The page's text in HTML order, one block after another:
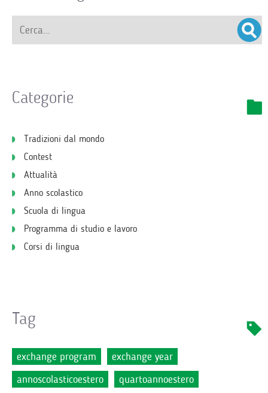
Categorie
Tradizioni dal mondo
Contest
Attualità
Anno scolastico
Scuola di lingua
Programma di studio e lavoro
Corsi di lingua
Tag
exchange program
exchange year
annoscolasticoestero
quartoannoestero